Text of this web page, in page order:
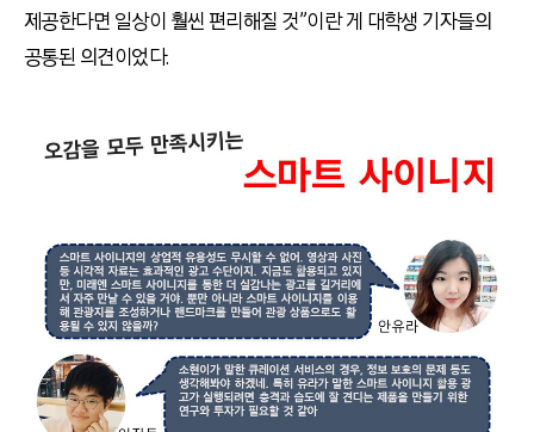
제공한다면 일상이 훨씬 편리해질 것”이란 게 대학생 기자들의
공통된 의견이었다.